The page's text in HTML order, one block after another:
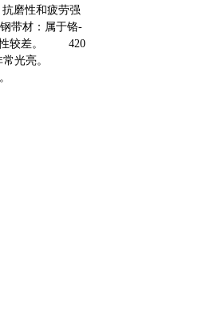
磨性和疲劳强
带材：属于铬-
性较差。 420
非常光亮。